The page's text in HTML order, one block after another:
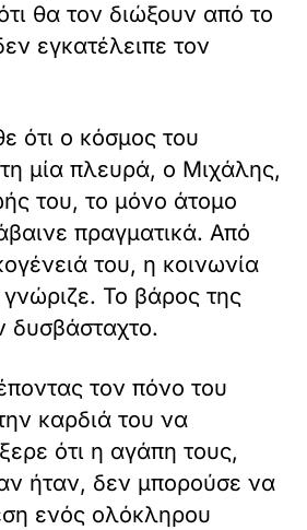
θα τον διώξουν από το
εγκατέλειπε τον
ότι ο κόσμος του
μία πλευρά, ο Μιχάλης,
του, το μόνο άτομο
πραγματικά. Από
του, η κοινωνία
Το βάρος της
δυσβάσταχτο.
τον πόνο του
καρδιά του να
ότι η αγάπη τους,
ήταν, δεν μπορούσε να
ενός ολόκληρου